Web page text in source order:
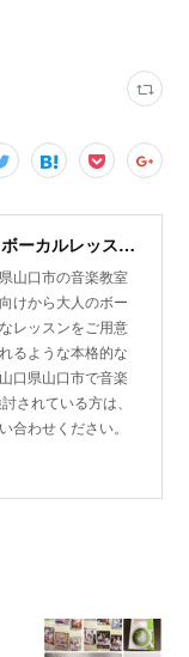
山口県山口市の音楽教室 ボーカルレッスン | ローズ芸術アカデミー
山口市の音楽教室
けから大人のボー
レッスンをご用意
るような本格的な
口県山口市で音楽
されている方は、
合わせください。